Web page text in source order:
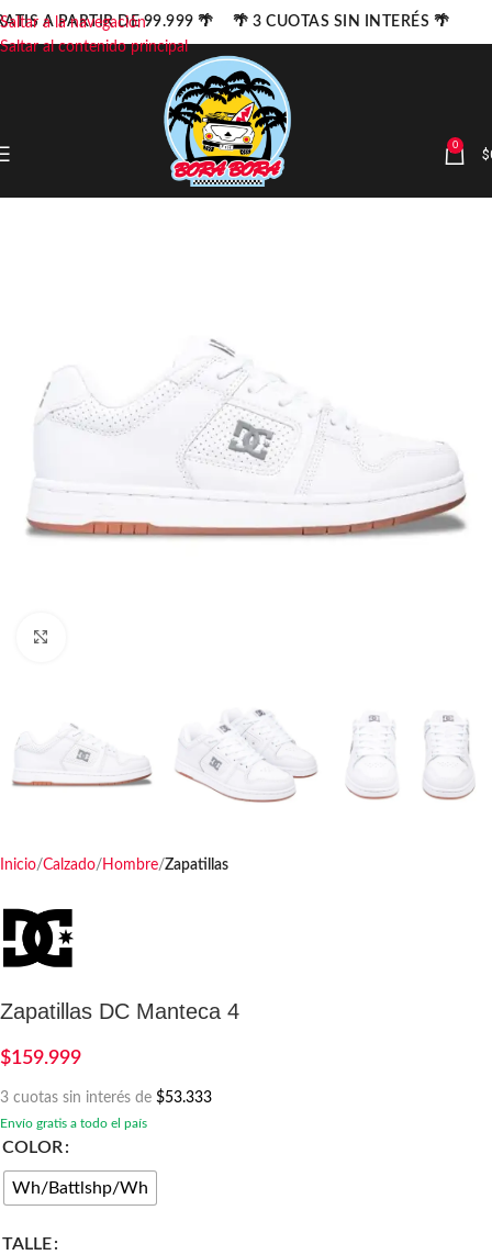
Saltar a la navegación
Saltar al contenido principal
0 $
Inicio Calzado Hombre Zapatillas
Zapatillas DC Manteca 4
$159.999
3 cuotas sin interés de $53.333
Envío gratis a todo el país
COLOR
Wh/Battlshp/Wh
TALLE
A PARTIR DE 99.999 🌴 🌴 3 CUOTAS SIN INTERÉS 🌴